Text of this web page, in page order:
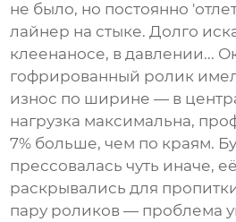
не было, но постоянно
лайнер на стыке. Долго
клеенаносе, в давлении...
гофрированный ролик
износ по ширине — в
нагрузка максимальна,
7% больше, чем по краям.
прессовалась чуть иначе,
раскрывались для
пару роликов — проблема